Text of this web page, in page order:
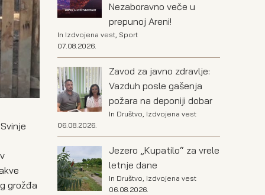
grožđa
Nezaboravno veče u
prepunoj Areni!
In Izdvojena vest, Sport
07.08.2026.
Zavod za javno zdravlje:
Vazduh posle gašenja
požara na deponiji dobar
In Društvo, Izdvojena vest
06.08.2026.
Jezero „Kupatilo“ za vrele
letnje dane
In Društvo, Izdvojena vest
06.08.2026.